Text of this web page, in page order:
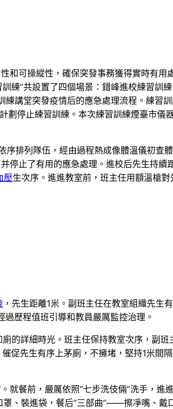
和可操縱性，確保突發事務獲得實時有用
練”共設置了四個場景：錯峰進校練習訓
練講堂突發疫情后的應急處理流程。練習
劃停止練習訓練。本次練習訓練煙臺市儀
序排列隊伍，經由過程熱成像體溫儀初查
停止了有用的應急處理。進校后先生持續
壓生次序。進進教室前，班主任用額溫槍
，先生距離1米。副班主任在教室組織先生
過歷程值班引導和教員嚴厲監控治理。
的詳細時光。班主任保持教室次序，副
促先生有序上茅廁，不擁堵，堅持1米間
就餐前，嚴厲依照“七步洗伎倆”洗手，進
、裝進袋，餐后“三部曲”——擦凈嘴、戴